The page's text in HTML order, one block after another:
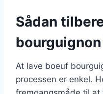
Sådan
At lave boeuf
processen er enkel.